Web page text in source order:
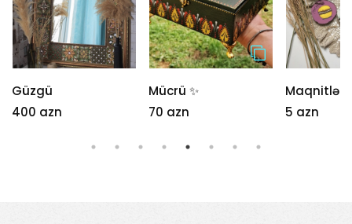
Güzgü
400 azn
Mücrü ✨
70 azn
Maqnitlər
5 azn